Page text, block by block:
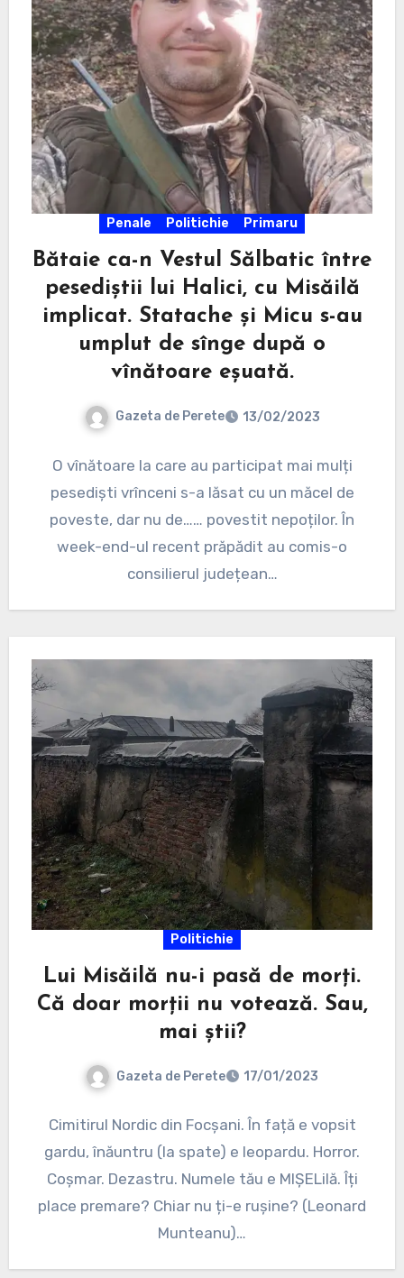
Penale Politichie Primaru
Bătaie ca-n Vestul Sălbatic între
pesediștii lui Halici, cu Misăilă
implicat. Statache și Micu s-au
umplut de sînge după o
vînătoare eșuată.
Gazeta de Perete 13/02/2023
O vînătoare la care au participat mai mulți
pesediști vrînceni s-a lăsat cu un măcel de
poveste, dar nu de…… povestit nepoților. În
week-end-ul recent prăpădit au comis-o
consilierul județean…
Politichie
Lui Misăilă nu-i pasă de morți.
Că doar morții nu votează. Sau,
mai știi?
Gazeta de Perete 17/01/2023
Cimitirul Nordic din Focșani. În față e vopsit
gardu, înăuntru (la spate) e leopardu. Horror.
Coșmar. Dezastru. Numele tău e MIȘELilă. Îți
place premare? Chiar nu ți-e rușine? (Leonard
Munteanu)…